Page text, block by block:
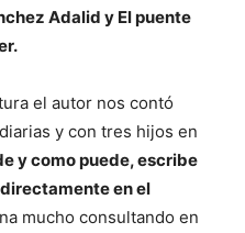
Adalid y El puente
el autor nos contó
y con tres hijos en
y como puede, escribe
en el
mucho consultando en